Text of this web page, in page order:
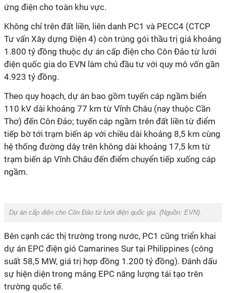
ứng điện cho toàn khu vực.
Không chỉ trên đất liền, liên danh PC1 và PECC4 (CTCP
Tư vấn Xây dựng Điện 4) còn trúng gói thầu trị giá khoảng
1.800 tỷ đồng thuộc dự án cấp điện cho Côn Đảo từ lưới
điện quốc gia do EVN làm chủ đầu tư với quy mô vốn gần
4.923 tỷ đồng.
Theo quy hoạch, dự án bao gồm tuyến cáp ngầm biển
110 kV dài khoảng 77 km từ Vĩnh Châu (nay thuộc Cần
Thơ) đến Côn Đảo; tuyến cáp ngầm trên đất liền từ điểm
tiếp bờ tới trạm biến áp với chiều dài khoảng 8,5 km cùng
hệ thống đường dây trên không dài khoảng 17,5 km từ
trạm biến áp Vĩnh Châu đến điểm chuyển tiếp xuống cáp
ngầm.
Dự án cấp điện cho Côn Đảo từ lưới điện quốc gia. (Nguồn: EVN).
Bên cạnh các thị trường trong nước, PC1 cũng triển khai
dự án EPC điện gió Camarines Sur tại Philippines (công
suất 58,5 MW, giá trị hợp đồng 1.200 tỷ đồng). Đánh dấu
sự hiện diện trong mảng EPC năng lượng tái tạo trên
trường quốc tế.